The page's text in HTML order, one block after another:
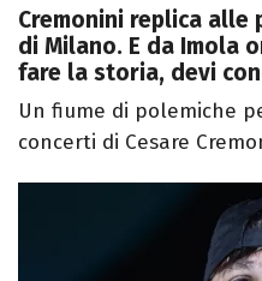
Cremonini replica alle
di Milano. E da Imola
fare la storia, devi
Un fiume di polemiche
concerti di Cesare